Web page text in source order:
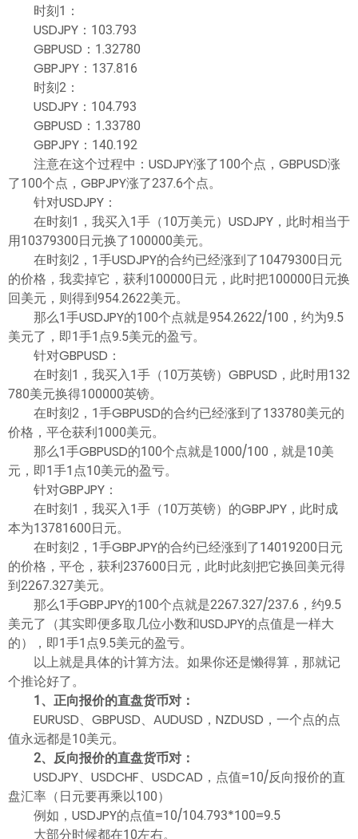
时刻1：
USDJPY：103.793
GBPUSD：1.32780
GBPJPY：137.816
时刻2：
USDJPY：104.793
GBPUSD：1.33780
GBPJPY：140.192
注意在这个过程中：USDJPY涨了100个点，GBPUSD涨
了100个点，GBPJPY涨了237.6个点。
针对USDJPY：
在时刻1，我买入1手（10万美元）USDJPY，此时相当于
用10379300日元换了100000美元。
在时刻2，1手USDJPY的合约已经涨到了10479300日元
的价格，我卖掉它，获利100000日元，此时把100000日元换
回美元，则得到954.2622美元。
那么1手USDJPY的100个点就是954.2622/100，约为9.5
美元了，即1手1点9.5美元的盈亏。
针对GBPUSD：
在时刻1，我买入1手（10万英镑）GBPUSD，此时用132
780美元换得100000英镑。
在时刻2，1手GBPUSD的合约已经涨到了133780美元的
价格，平仓获利1000美元。
那么1手GBPUSD的100个点就是1000/100，就是10美
元，即1手1点10美元的盈亏。
针对GBPJPY：
在时刻1，我买入1手（10万英镑）的GBPJPY，此时成
本为13781600日元。
在时刻2，1手GBPJPY的合约已经涨到了14019200日元
的价格，平仓，获利237600日元，此时此刻把它换回美元得
到2267.327美元。
那么1手GBPJPY的100个点就是2267.327/237.6，约9.5
美元了（其实即便多取几位小数和USDJPY的点值是一样大
的），即1手1点9.5美元的盈亏。
以上就是具体的计算方法。如果你还是懒得算，那就记
个推论好了。
1、正向报价的直盘货币对：
EURUSD、GBPUSD、AUDUSD，NZDUSD，一个点的点
值永远都是10美元。
2、反向报价的直盘货币对：
USDJPY、USDCHF、USDCAD，点值=10/反向报价的直
盘汇率（日元要再乘以100）
例如，USDJPY的点值=10/104.793*100=9.5
大部分时候都在10左右。